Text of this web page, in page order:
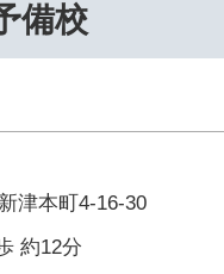
備校
津本町4-16-30
約12分